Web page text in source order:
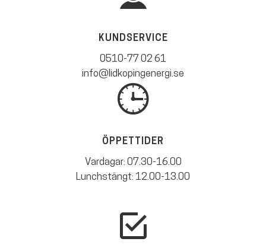
KUNDSERVICE
0510-77 02 61
info@lidkopingenergi.se
ÖPPETTIDER
Vardagar: 07.30-16.00
Lunchstängt: 12.00-13.00